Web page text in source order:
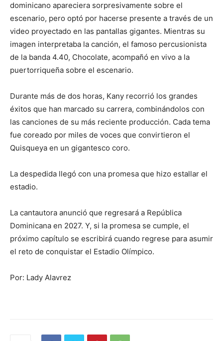
dominicano apareciera sorpresivamente sobre el
escenario, pero optó por hacerse presente a través de un
video proyectado en las pantallas gigantes. Mientras su
imagen interpretaba la canción, el famoso percusionista
de la banda 4.40, Chocolate, acompañó en vivo a la
puertorriqueña sobre el escenario.
Durante más de dos horas, Kany recorrió los grandes
éxitos que han marcado su carrera, combinándolos con
las canciones de su más reciente producción. Cada tema
fue coreado por miles de voces que convirtieron el
Quisqueya en un gigantesco coro.
La despedida llegó con una promesa que hizo estallar el
estadio.
La cantautora anunció que regresará a República
Dominicana en 2027. Y, si la promesa se cumple, el
próximo capítulo se escribirá cuando regrese para asumir
el reto de conquistar el Estadio Olímpico.
Por: Lady Alavrez